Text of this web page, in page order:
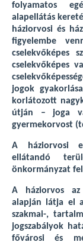
folyamatos
alapellátás
háziorvosi és
figyelembe
cselekvőképes
cselekvőképes
jogok
korlátozott
útján – joga
gyermekorvost
A háziorvosi
ellátandó
önkormányzat
A háziorvos az
alapján látja el
szakmai-,
jogszabályok
fővárosi és